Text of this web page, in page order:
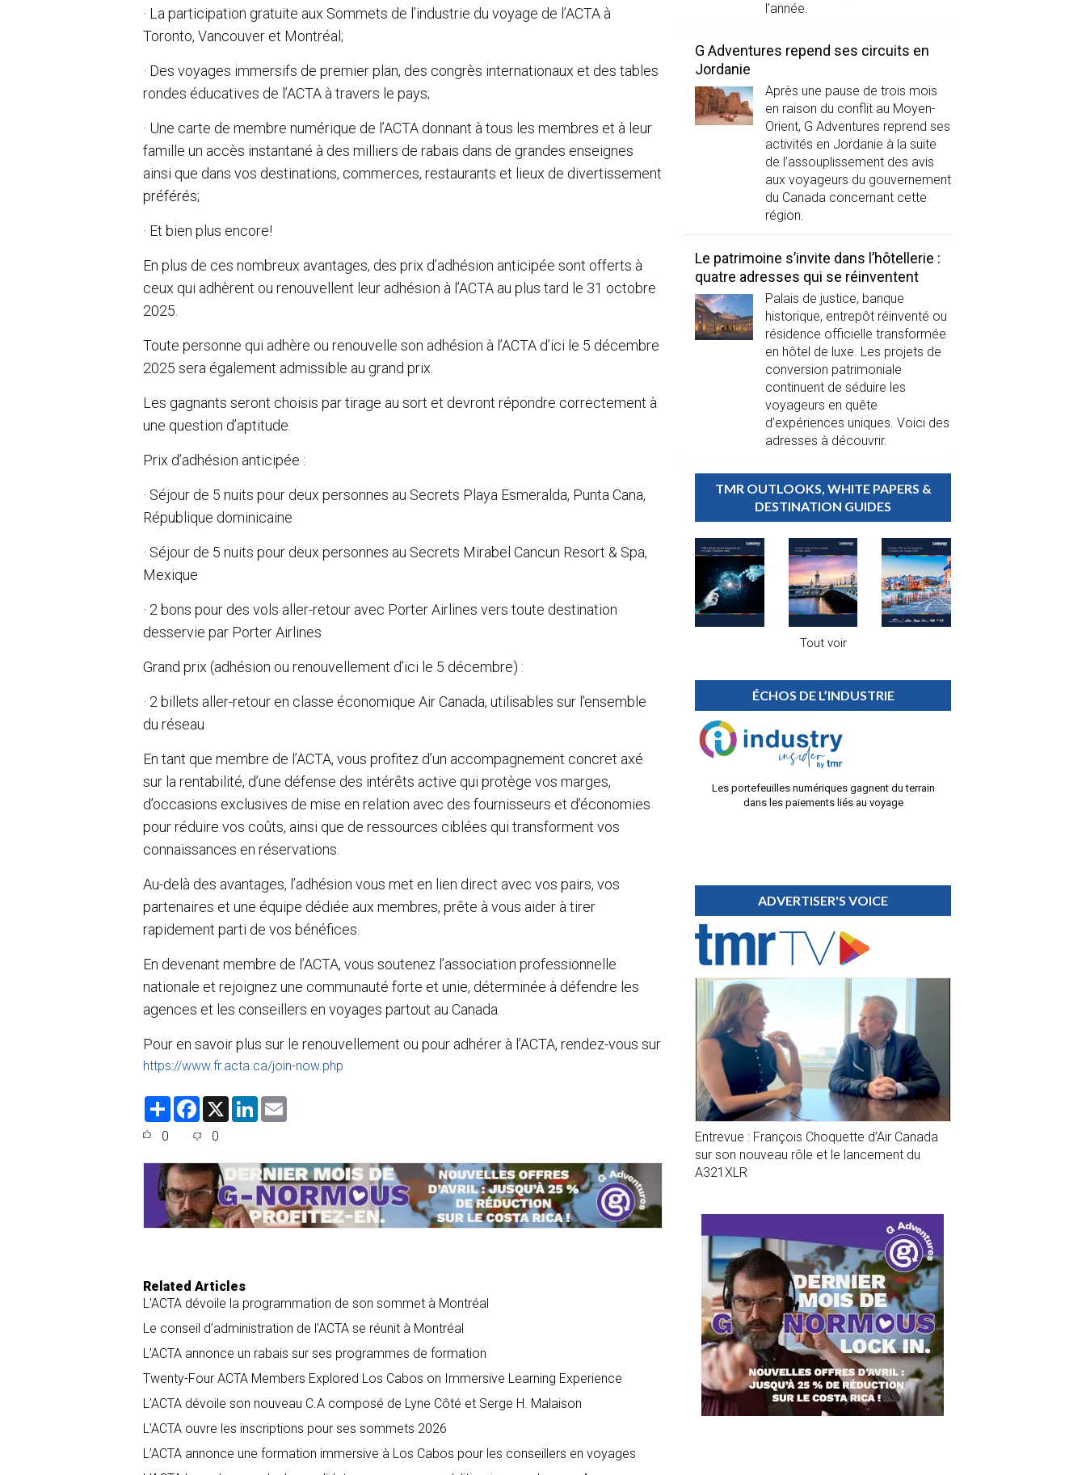
· La participation gratuite aux Sommets de l’industrie du voyage de l’ACTA à
Toronto, Vancouver et Montréal;
· Des voyages immersifs de premier plan, des congrès internationaux et des tables
rondes éducatives de l’ACTA à travers le pays;
· Une carte de membre numérique de l’ACTA donnant à tous les membres et à leur
famille un accès instantané à des milliers de rabais dans de grandes enseignes
ainsi que dans vos destinations, commerces, restaurants et lieux de divertissement
préférés;
· Et bien plus encore!
En plus de ces nombreux avantages, des prix d’adhésion anticipée sont offerts à
ceux qui adhèrent ou renouvellent leur adhésion à l’ACTA au plus tard le 31 octobre
2025.
Toute personne qui adhère ou renouvelle son adhésion à l’ACTA d’ici le 5 décembre
2025 sera également admissible au grand prix.
Les gagnants seront choisis par tirage au sort et devront répondre correctement à
une question d’aptitude.
Prix d’adhésion anticipée :
· Séjour de 5 nuits pour deux personnes au Secrets Playa Esmeralda, Punta Cana,
République dominicaine
· Séjour de 5 nuits pour deux personnes au Secrets Mirabel Cancun Resort & Spa,
Mexique
· 2 bons pour des vols aller-retour avec Porter Airlines vers toute destination
desservie par Porter Airlines
Grand prix (adhésion ou renouvellement d’ici le 5 décembre) :
· 2 billets aller-retour en classe économique Air Canada, utilisables sur l’ensemble
du réseau
En tant que membre de l’ACTA, vous profitez d’un accompagnement concret axé
sur la rentabilité, d’une défense des intérêts active qui protège vos marges,
d’occasions exclusives de mise en relation avec des fournisseurs et d’économies
pour réduire vos coûts, ainsi que de ressources ciblées qui transforment vos
connaissances en réservations.
Au-delà des avantages, l’adhésion vous met en lien direct avec vos pairs, vos
partenaires et une équipe dédiée aux membres, prête à vous aider à tirer
rapidement parti de vos bénéfices.
En devenant membre de l’ACTA, vous soutenez l’association professionnelle
nationale et rejoignez une communauté forte et unie, déterminée à défendre les
agences et les conseillers en voyages partout au Canada.
Pour en savoir plus sur le renouvellement ou pour adhérer à l’ACTA, rendez-vous sur
https://www.fr.acta.ca/join-now.php
S
F
e
o
o
k
X
L
d
I
n
0 0
Related Articles
L’ACTA dévoile la programmation de son sommet à Montréal
Le conseil d’administration de l’ACTA se réunit à Montréal
L’ACTA annonce un rabais sur ses programmes de formation
Twenty-Four ACTA Members Explored Los Cabos on Immersive Learning Experience
L’ACTA dévoile son nouveau C.A composé de Lyne Côté et Serge H. Malaison
L’ACTA ouvre les inscriptions pour ses sommets 2026
L’ACTA annonce une formation immersive à Los Cabos pour les conseillers en voyages
l’année.
G Adventures repend ses circuits en
Jordanie
Après une pause de trois mois
en raison du conflit au Moyen-
Orient, G Adventures reprend ses
activités en Jordanie à la suite
de l’assouplissement des avis
aux voyageurs du gouvernement
du Canada concernant cette
région.
Le patrimoine s’invite dans l’hôtellerie :
quatre adresses qui se réinventent
Palais de justice, banque
historique, entrepôt réinventé ou
résidence officielle transformée
en hôtel de luxe. Les projets de
conversion patrimoniale
continuent de séduire les
voyageurs en quête
d’expériences uniques. Voici des
adresses à découvrir.
TMR OUTLOOKS, WHITE PAPERS &
DESTINATION GUIDES
Tout voir
ÉCHOS DE L’INDUSTRIE
Les portefeuilles numériques gagnent du terrain
dans les paiements liés au voyage
ADVERTISER'S VOICE
Entrevue : François Choquette d’Air Canada
sur son nouveau rôle et le lancement du
A321XLR